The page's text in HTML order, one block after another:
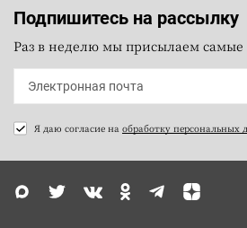
Подпишитесь на рассылку
Раз в неделю мы присылаем самые
Я даю согласие на обработку персональных